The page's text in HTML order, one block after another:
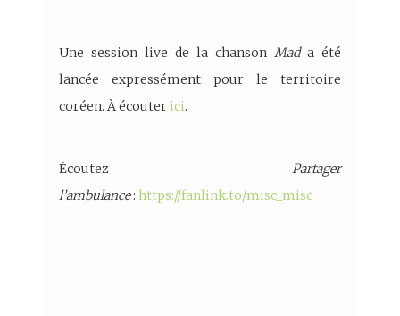
Une session live de la chanson Mada été
lancée expressément pour le territoire
coréen. À écouter ici.
Écoutez Partager
l’ambulance: https://fanlink.to/misc_misc